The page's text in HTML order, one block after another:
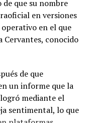
de que su nombre
en versiones
en el que
Cervantes, conocido
de que
un informe que la
mediante el
sentimental, lo que